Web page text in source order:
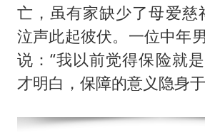
亡，虽有家缺少了母爱慈
泣声此起彼伏。一位中年
说：“我以前觉得保险就
才明白，保障的意义隐身